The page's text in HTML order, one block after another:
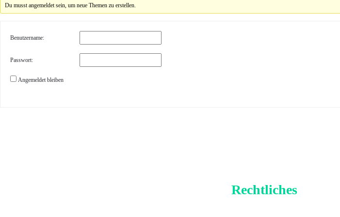
Du musst angemeldet sein, um neue Themen zu erstellen.
Benutzername:
Passwort:
Angemeldet bleiben
Rechtliches